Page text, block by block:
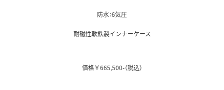
防水：6気圧
耐磁性軟鉄製インナーケース
価格￥665,500-（税込）